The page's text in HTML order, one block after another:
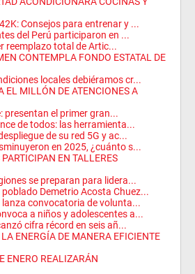
Consejos para entrenar y ...
del Perú participaron en ...
reemplazo total de Artic...
CONTEMPLA FONDO ESTATAL DE
locales debiéramos cr...
EL MILLÓN DE ATENCIONES A
presentan el primer gran...
de todos: las herramienta...
de su red 5G y ac...
en 2025, ¿cuánto s...
EN TALLERES
se preparan para lidera...
Demetrio Acosta Chuez...
lanza convocatoria de volunta...
a niños y adolescentes a...
cifra récord en seis añ...
ENERGÍA DE MANERA EFICIENTE
ENERO REALIZARÁN